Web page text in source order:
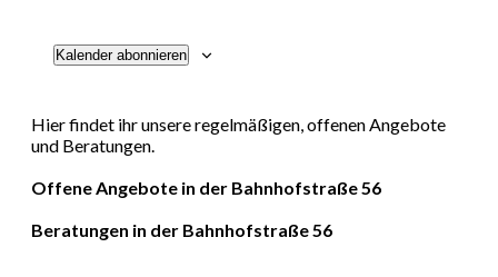
Kalender abonnieren
Hier findet ihr unsere regelmäßigen, offenen Angebote
und Beratungen.
Offene Angebote in der Bahnhofstraße 56
Beratungen in der Bahnhofstraße 56